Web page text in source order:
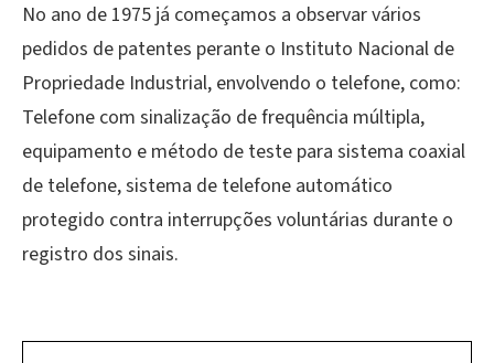
No ano de 1975 já começamos a observar vários
pedidos de patentes perante o Instituto Nacional de
Propriedade Industrial, envolvendo o telefone, como:
Telefone com sinalização de frequência múltipla,
equipamento e método de teste para sistema coaxial
de telefone, sistema de telefone automático
protegido contra interrupções voluntárias durante o
registro dos sinais.